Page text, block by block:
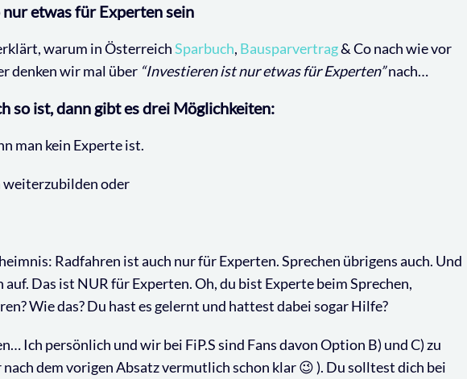
etwas für Experten sein
warum in ÖsterreichSparbuch, Bausparvertrag& Co nach wie vor
denken wir mal über “Investieren ist nur etwas für Experten”nach…
so ist, dann gibt es drei Möglichkeiten:
man kein Experte ist.
weiterzubilden oder
Radfahren ist auch nur für Experten. Sprechen übrigens auch. Und
auf. Das ist NUR für Experten. Oh, du bist Experte beim Sprechen,
Wie das? Du hast es gelernt und hattest dabei sogar Hilfe?
Ich persönlich und wir bei FiP.S sind Fans davon Option B) und C) zu
dem vorigen Absatz vermutlich schon klar 😉 ). Du solltest dich bei